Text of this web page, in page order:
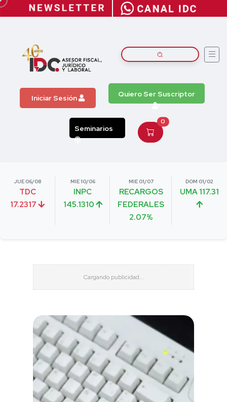
Iniciar Sesión Quiero Ser Suscriptor
Seminarios
0
JUE 06/08
TDC
17.2317
MIE 10/06
INPC
145.1310
MIE 01/07
RECARGOS
FEDERALES
2.07%
DOM 01/02
UMA 117.31